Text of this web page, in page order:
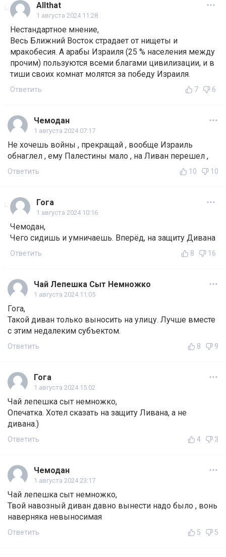
Allthat
1 августа 2024 11:28
Нестандартное мнение,
Весь Ближний Восток страдает от нищеты и
мракобесия. А арабы Израиля (25 % населения между
прочим) пользуются всеми благами цивилизации, и в
тиши своих комнат молятся за победу Израиля.
Ответить 7 6
Чемодан
1 августа 2024 07:17
Не хочешь войны , прекращай , вообще Израиль
обнаглел , ему Палестины мало , на Ливан перешел ,
Ответить 10 10
Гога
1 августа 2024 10:16
Чемодан,
Чего сидишь и умничаешь. Вперёд, на защиту Дивана
Ответить 8 16
Чай Лепешка Сыт Немножко
1 августа 2024 11:05
Гога,
Такой диван только выносить на улицу. Лучше вместе
с этим недалеким субъектом.
Ответить 8 9
Гога
1 августа 2024 15:02
Чай лепешка сыт немножко,
Опечатка. Хотел сказать на защиту Ливана, а не
дивана.)
Ответить 4 3
Чемодан
1 августа 2024 23:17
Чай лепешка сыт немножко,
Твой навозный диван давно вынести надо было , вонь
наверняка невыносимая
Ответить 5 5